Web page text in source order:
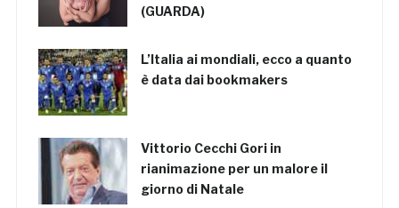
(GUARDA)
L’Italia ai mondiali, ecco a quanto
è data dai bookmakers
Vittorio Cecchi Gori in
rianimazione per un malore il
giorno di Natale